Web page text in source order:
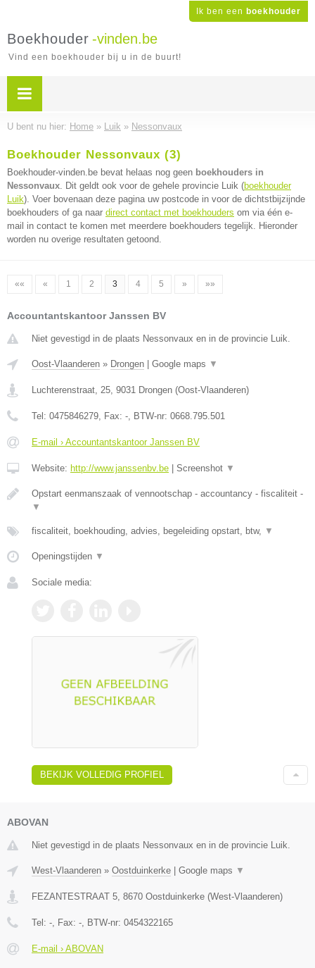
Ik ben een boekhouder
Boekhouder -vinden.be
Vind een boekhouder bij u in de buurt!
U bent nu hier: Home » Luik » Nessonvaux
Boekhouder Nessonvaux (3)
Boekhouder-vinden.be bevat helaas nog geen boekhouders in
Nessonvaux. Dit geldt ook voor de gehele provincie Luik (boekhouder
Luik). Voer bovenaan deze pagina uw postcode in voor de dichtstbijzijnde
boekhouders of ga naar direct contact met boekhouders om via één e-
mail in contact te komen met meerdere boekhouders tegelijk. Hieronder
worden nu overige resultaten getoond.
«« « 1 2 3 4 5 » »»
Accountantskantoor Janssen BV
Niet gevestigd in de plaats Nessonvaux en in de provincie Luik.
Oost-Vlaanderen » Drongen Google maps ▼
Luchterenstraat, 25, 9031 Drongen (Oost-Vlaanderen)
Tel: 0475846279, Fax: -, BTW-nr: 0668.795.501
E-mail › Accountantskantoor Janssen BV
Website: http://www.janssenbv.be Screenshot ▼
Opstart eenmanszaak of vennootschap - accountancy - fiscaliteit -
▼
fiscaliteit, boekhouding, advies, begeleiding opstart, btw, ▼
Openingstijden ▼
Sociale media:
BEKIJK VOLLEDIG PROFIEL
ABOVAN
Niet gevestigd in de plaats Nessonvaux en in de provincie Luik.
West-Vlaanderen » Oostduinkerke | Google maps ▼
FEZANTESTRAAT 5 8670 Oostduinkerke (West-Vlaanderen)
Tel: - , Fax: - , BTW-nr: 0454322165
E-mail › ABOVAN